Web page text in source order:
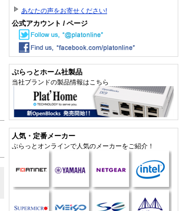
あなたの声をお寄せください!
公式アカウント / ページ
ぷらっとホーム社製品
当社ブランドの製品情報はこちら
人気・定番メーカー
ぷらっとオンラインで人気のメーカーをご紹介！